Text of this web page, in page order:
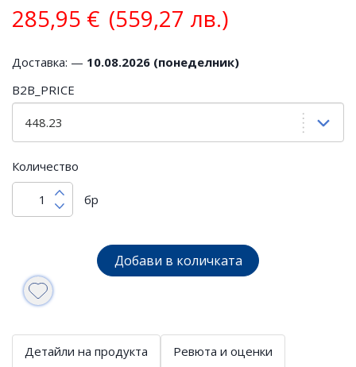
285,95 € (559,27 лв.)
Доставка: — 10.08.2026 (понеделник)
B2B_PRICE
Количество
бр
Добави в количката
Детайли на продукта Ревюта и оценки